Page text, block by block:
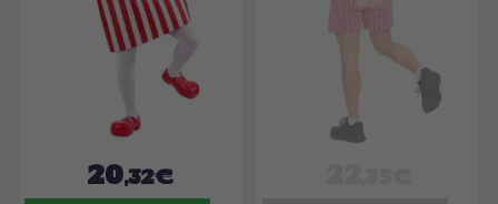
20,32€